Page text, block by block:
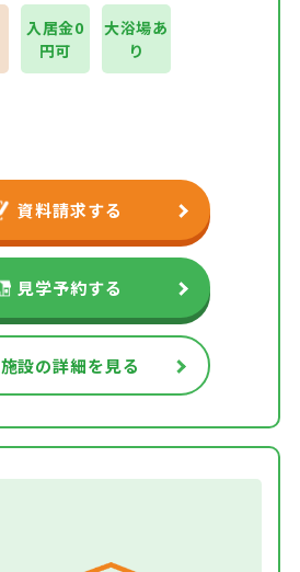
入居金0
円可
大浴場あ
り
資料請求する
見学予約する
施設の詳細を見る